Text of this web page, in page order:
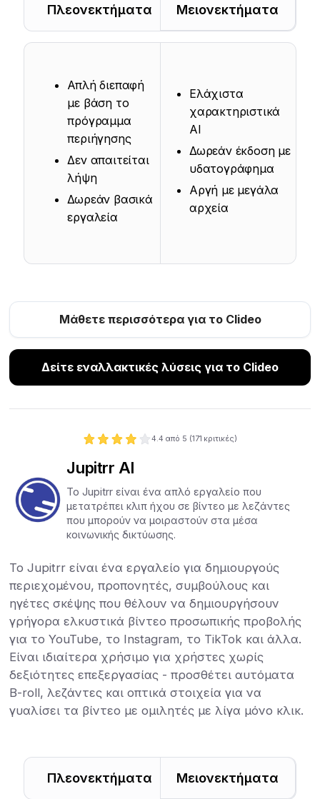
Πλεονεκτήματα Μειονεκτήματα
Απλή διεπαφή
με βάση το
πρόγραμμα
περιήγησης
Δεν απαιτείται
λήψη
Δωρεάν βασικά
εργαλεία
Ελάχιστα
χαρακτηριστικά
AI
Δωρεάν έκδοση με
υδατογράφημα
Αργή με μεγάλα
αρχεία
Μάθετε περισσότερα για το Clideo
Δείτε εναλλακτικές λύσεις για το Clideo
4.4 από 5 (171 κριτικές)
Jupitrr AI
Το Jupitrr είναι ένα απλό εργαλείο που
μετατρέπει κλιπ ήχου σε βίντεο με λεζάντες
που μπορούν να μοιραστούν στα μέσα
κοινωνικής δικτύωσης.
Το Jupitrr είναι ένα εργαλείο για δημιουργούς
περιεχομένου, προπονητές, συμβούλους και
ηγέτες σκέψης που θέλουν να δημιουργήσουν
γρήγορα ελκυστικά βίντεο προσωπικής προβολής
για το YouTube, το Instagram, το TikTok και άλλα.
Είναι ιδιαίτερα χρήσιμο για χρήστες χωρίς
δεξιότητες επεξεργασίας - προσθέτει αυτόματα
B-roll, λεζάντες και οπτικά στοιχεία για να
γυαλίσει τα βίντεο με ομιλητές με λίγα μόνο κλικ.
Πλεονεκτήματα Μειονεκτήματα